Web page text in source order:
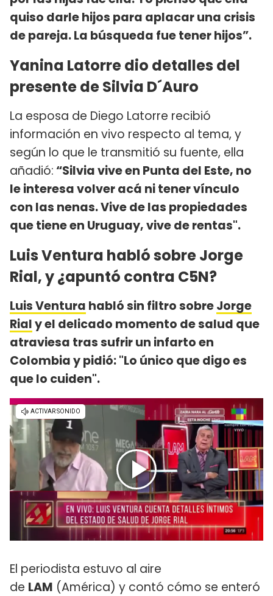
quiso darle hijos para aplacar una crisis
de pareja. La búsqueda fue tener hijos”.
Yanina Latorre dio detalles del
presente de Silvia D´Auro
La esposa de Diego Latorre recibió
información en vivo respecto al tema, y
según lo que le transmitió su fuente, ella
añadió: “Silvia vive en Punta del Este, no
le interesa volver acá ni tener vínculo
con las nenas. Vive de las propiedades
que tiene en Uruguay, vive de rentas".
Luis Ventura habló sobre Jorge
Rial, y ¿apuntó contra C5N?
Luis Ventura habló sin filtro sobreJorge
Rialy el delicado momento de salud que
atraviesa tras sufrir un infarto en
Colombia y pidió: "Lo único que digo es
que lo cuiden".
El periodista estuvo al aire
de LAM (América) y contó cómo se enteró